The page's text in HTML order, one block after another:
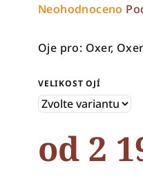
Průměrné
produktu
je
z
5
Neohodnoceno
Oje pro: Oxer,
VELIKOST OJÍ
od 2